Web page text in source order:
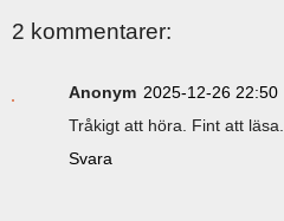
2 kommentarer:
Anonym 2025-12-26 22:50
Tråkigt att höra. Fint att läsa.
Svara